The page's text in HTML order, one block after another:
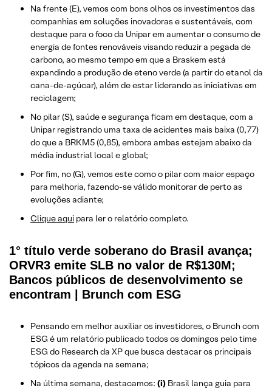
Na frente (E), vemos com bons olhos os investimentos das
companhias em soluções inovadoras e sustentáveis, com
destaque para o foco da Unipar em aumentar o consumo de
energia de fontes renováveis visando reduzir a pegada de
carbono, ao mesmo tempo em que a Braskem está
expandindo a produção de eteno verde (a partir do etanol da
cana-de-açúcar), além de estar liderando as iniciativas em
reciclagem;
No pilar (S), saúde e segurança ficam em destaque, com a
Unipar registrando uma taxa de acidentes mais baixa (0,77)
do que a BRKM5 (0,85), embora ambas estejam abaixo da
média industrial local e global;
Por fim, no (G), vemos este como o pilar com maior espaço
para melhoria, fazendo-se válido monitorar de perto as
evoluções adiante;
Clique aqui para ler o relatório completo.
1° título verde soberano do Brasil avança;
ORVR3 emite SLB no valor de R$130M;
Bancos públicos de desenvolvimento se
encontram | Brunch com ESG
Pensando em melhor auxiliar os investidores, o Brunch com
ESG é um relatório publicado todos os domingos pelo time
ESG do Research da XP que busca destacar os principais
tópicos da agenda na semana;
Na última semana, destacamos: (i) Brasil lança guia para